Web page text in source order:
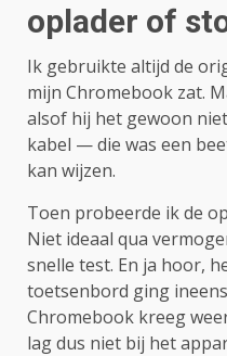
oplader of
Ik gebruikte altijd de
mijn Chromebook zat.
alsof hij het gewoon
kabel — die was een
kan wijzen.
Toen probeerde ik de
Niet ideaal qua
snelle test. En ja hoor,
toetsenbord ging
Chromebook kreeg
lag dus niet bij het